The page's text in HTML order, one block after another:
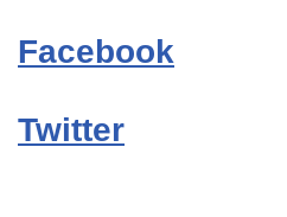
Facebook
Twitter